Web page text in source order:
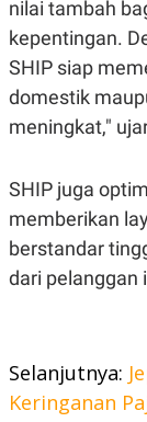
C
D
E
M
Y
L
E
A
S
E
.
I
D
N
G
A
N
A
A
K
N
R
J
A
E
N
EA
nilai tambah
kepentingan.
SHIP siap
domestik
meningkat,"
SHIP juga
memberikan
berstandar
dari pelanggan
Selanjutnya:
Keringanan